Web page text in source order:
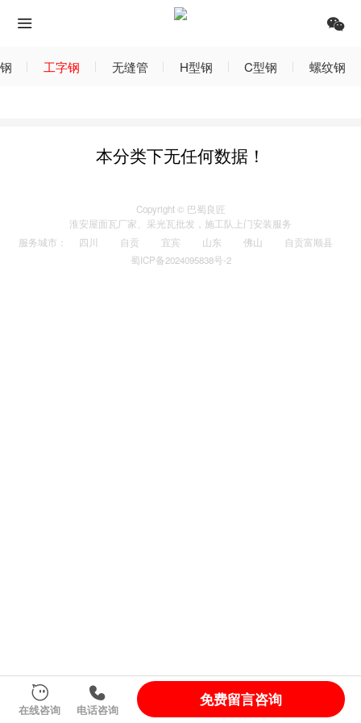
工字钢 无缝管 H型钢 C型钢 螺纹钢
本分类下无任何数据！
Copyright © 巴蜀良匠
淮安屋面瓦厂家 采光瓦批发，施工队上门安装服务
服务城市 ： 四川 自贡 宜宾 山东 佛山
自贡富顺县
蜀ICP备2024095838号-2
在线咨询 电话咨询
免费留言咨询